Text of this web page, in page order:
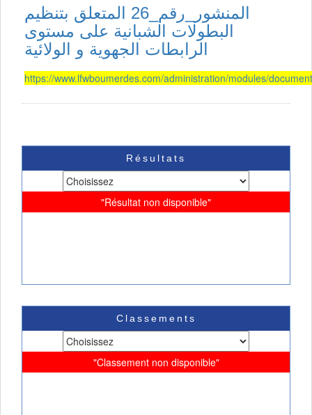
المنشور_رقم_26 المتعلق بتنظيم
البطولات الشبانية على مستوى
الرابطات الجهوية و الولائية
https://www.lfwboumerdes.com/administration/modules/
Résultats
"Résultat non disponible"
Classements
"Classement non disponible"